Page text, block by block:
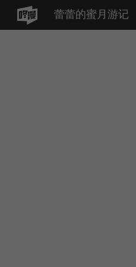
蕾蕾的蜜月游记